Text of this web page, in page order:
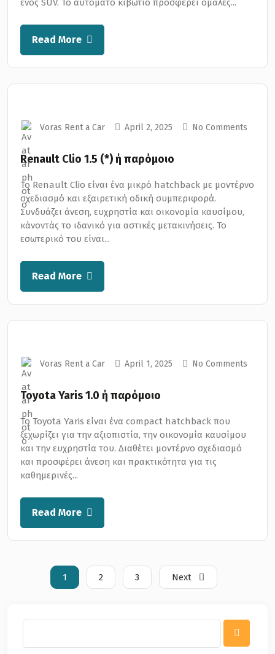
ενός SUV. Το αυτόματο κιβώτιο προσφέρει ομαλές...
Read More
Voras Rent a Car April 2, 2025 No Comments
Renault Clio 1.5 (*) ή παρόμοιο
Το Renault Clio είναι ένα μικρό hatchback με μοντέρνο
σχεδιασμό και εξαιρετική οδική συμπεριφορά.
Συνδυάζει άνεση, ευχρηστία και οικονομία καυσίμου,
κάνοντάς το ιδανικό για αστικές μετακινήσεις. Το
εσωτερικό του είναι...
Read More
Voras Rent a Car April 1, 2025 No Comments
Toyota Yaris 1.0 ή παρόμοιο
Το Toyota Yaris είναι ένα compact hatchback που
ξεχωρίζει για την αξιοπιστία, την οικονομία καυσίμου
και την ευχρηστία του. Διαθέτει μοντέρνο σχεδιασμό
και προσφέρει άνεση και πρακτικότητα για τις
καθημερινές...
Read More
1 2 3 Next